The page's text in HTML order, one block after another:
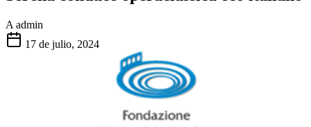
A admin
17 de julio, 2024